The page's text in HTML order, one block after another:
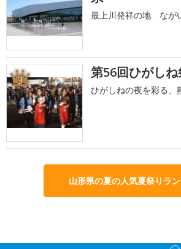
最上川発祥の地 なが
3 第56回ひがし
ひがしねの夜を彩る、
山形県の夏の人気夏祭りラ